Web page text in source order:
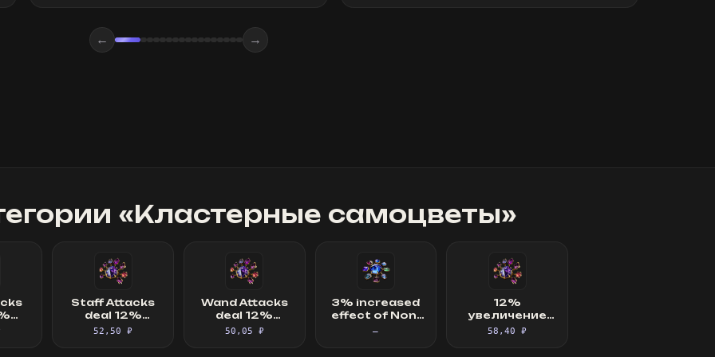
← →
«Кластерные самоцветы»
Staff Attacks
deal 12%
increased
52,50 ₽
Wand Attacks
deal 12%
increased
50,05 ₽
3% increased
effect of Non-
—
12%
увеличение
урона от атак
58,40 ₽